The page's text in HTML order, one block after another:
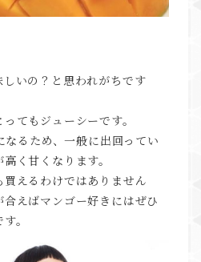
いの？と思われがちです
てもジューシーです。
なるため、一般に出回ってい
く甘くなります。
えるわけではありません
えばマンゴー好きにはぜひ
。